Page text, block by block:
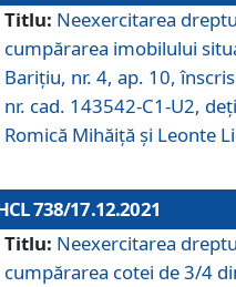
Titlu: Neexercitarea
cumpărarea imobilului
Barițiu, nr. 4, ap. 10,
nr. cad. 143542-C1-U2,
Romică Mihăiță și Leonte
738/17.12.2021
Titlu: Neexercitarea
cumpărarea cotei de 3/4